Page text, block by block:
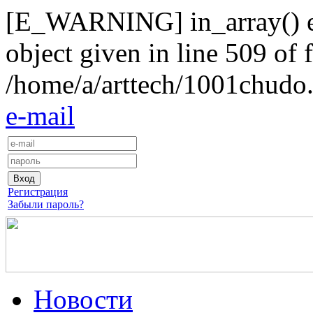
[E_WARNING] in_array()
object given in line 509 of
/home/a/arttech/
e-mail
Регистрация
Забыли пароль?
Новости